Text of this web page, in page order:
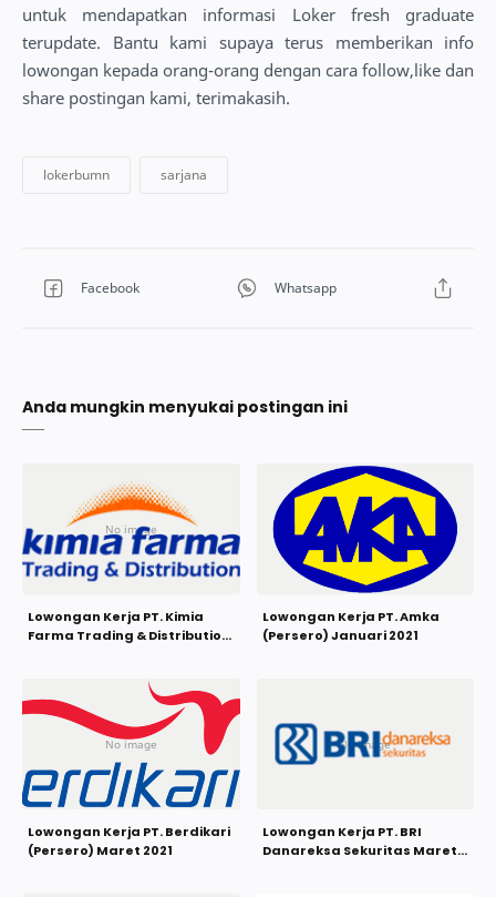
untuk mendapatkan informasi Loker fresh graduate
terupdate. Bantu kami supaya terus memberikan info
lowongan kepada orang-orang dengan cara follow,like dan
share postingan kami, terimakasih.
Anda mungkin menyukai postingan ini
Lowongan Kerja PT. Kimia
Farma Trading & Distribution
Lowongan Kerja PT. Amka
(Persero) Januari 2021
Lowongan Kerja PT. Berdikari
(Persero) Maret 2021
Lowongan Kerja PT. BRI
Danareksa Sekuritas Maret